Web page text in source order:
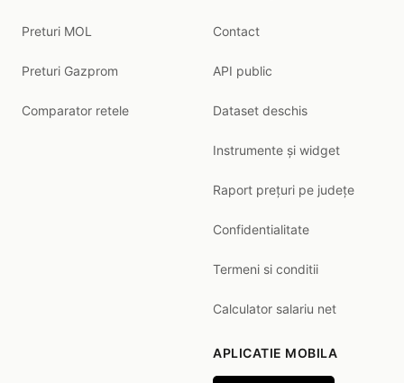
Preturi MOL
Preturi Gazprom
Comparator retele
Contact
API public
Dataset deschis
Instrumente și widget
Raport prețuri pe județe
Confidentialitate
Termeni si conditii
Calculator salariu net
APLICATIE MOBILA